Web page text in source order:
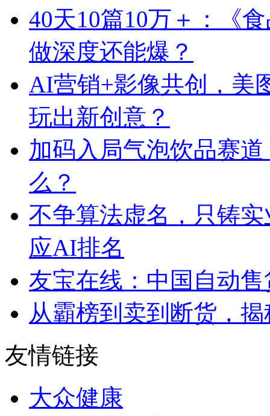
40天10篇10万＋：《
做深度还能爆？
AI营销+影像共创，美
玩出新创意？
加码入局气泡饮品赛
么？
不争算法虚名，只铸
应AI排名
友宝在线：中国自动
从霸榜到卖到断货，
友情链接
大众健康